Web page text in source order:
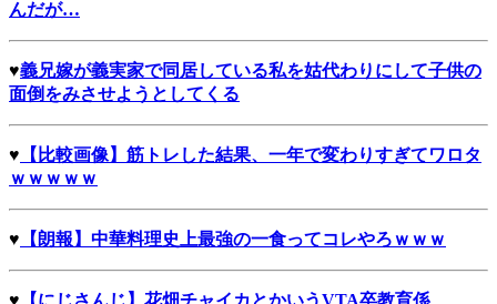
んだが…
♥義兄嫁が義実家で同居している私を姑代わりにして子供の
面倒をみさせようとしてくる
♥ 【比較画像】筋トレした結果、一年で変わりすぎてワロタ
ｗｗｗｗｗ
♥ 【朗報】中華料理史上最強の一食ってコレやろｗｗｗ